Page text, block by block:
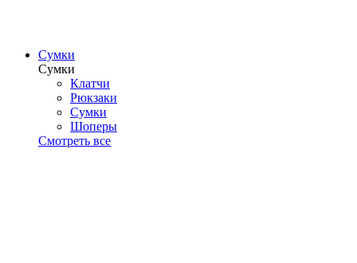
Сумки
Сумки
Клатчи
Рюкзаки
Сумки
Шоперы
Смотреть все